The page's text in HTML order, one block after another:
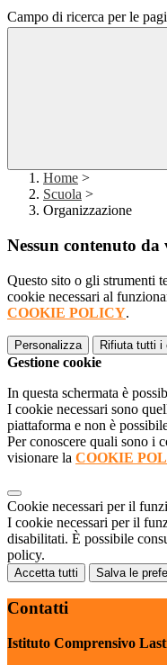
Campo di ricerca per le
Home >
Scuola >
Organizzazione
Nessun contenuto da
Questo sito o gli strumenti
cookie necessari al
COOKIE POLICY.
Personalizza Rifiuta tutti i
Gestione cookie
In questa schermata è
I cookie necessari sono
piattaforma e non è
Per conoscere quali sono i
visionare la COOKIE
Cookie necessari per il
I cookie necessari per il
disabilitati. È possibile
policy.
Accetta tutti Salva le
Contatti
Istituto Comprensivo